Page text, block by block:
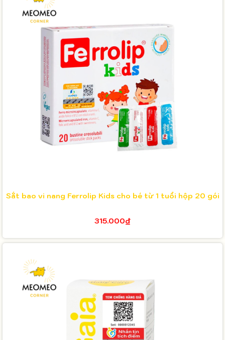
Sắt bao vi nang Ferrolip Kids cho bé từ 1 tuổi hộp 20 gói
315.000₫